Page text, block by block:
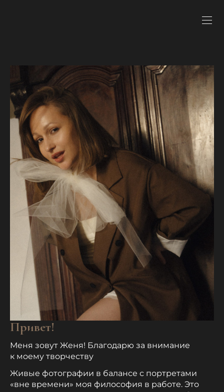
Привет!
Меня зовут Женя! Благодарю за внимание
к моему творчеству
Живые фотографии в балансе с портретами
«вне времени» моя философия в работе. Это